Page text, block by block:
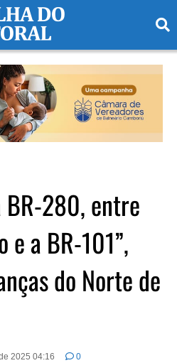
BR-280, entre
e a BR-101”,
do Norte de
2025 04:16 0